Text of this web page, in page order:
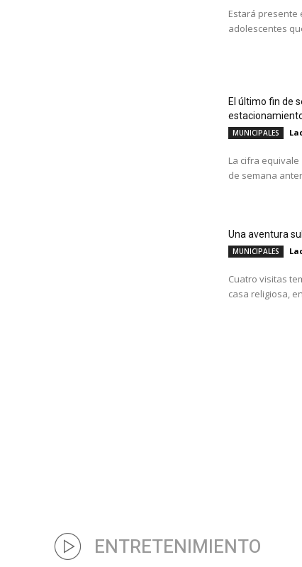
Estará presente
adolescentes
El último fin de
MUNICIPALES
La cifra
de semana
Una aventura
MUNICIPALES
Cuatro visitas
casa religiosa,
ENTRETENIMIENTO